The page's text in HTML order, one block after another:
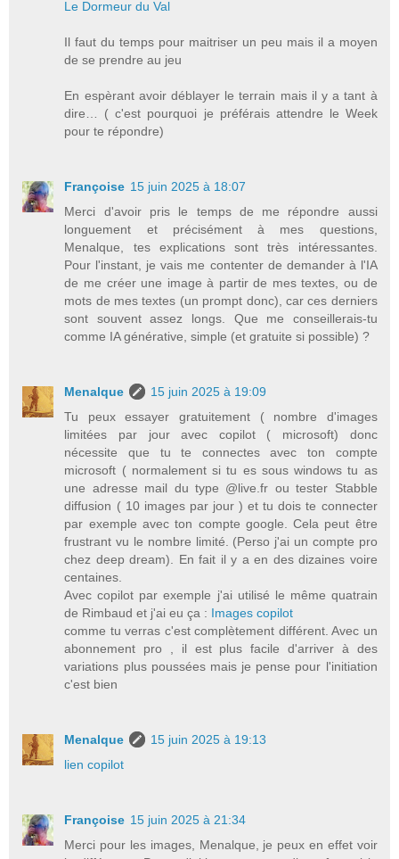
Le Dormeur du Val
Il faut du temps pour maitriser un peu mais il a moyen
de se prendre au jeu
En espèrant avoir déblayer le terrain mais il y a tant à
dire… ( c'est pourquoi je préférais attendre le Week
pour te répondre)
Françoise 15 juin 2025 à 18:07
Merci d'avoir pris le temps de me répondre aussi
longuement et précisément à mes questions,
Menalque, tes explications sont très intéressantes.
Pour l'instant, je vais me contenter de demander à l'IA
de me créer une image à partir de mes textes, ou de
mots de mes textes (un prompt donc), car ces derniers
sont souvent assez longs. Que me conseillerais-tu
comme IA générative, simple (et gratuite si possible) ?
Menalque
15 juin 2025 à 19:09
Tu peux essayer gratuitement ( nombre d'images
limitées par jour avec copilot ( microsoft) donc
nécessite que tu te connectes avec ton compte
microsoft ( normalement si tu es sous windows tu as
une adresse mail du type @live.fr ou tester Stabble
diffusion ( 10 images par jour ) et tu dois te connecter
par exemple avec ton compte google. Cela peut être
frustrant vu le nombre limité. (Perso j'ai un compte pro
chez deep dream). En fait il y a en des dizaines voire
centaines.
Avec copilot par exemple j'ai utilisé le même quatrain
de Rimbaud et j'ai eu ça : Images copilot
comme tu verras c'est complètement différent. Avec un
abonnement pro , il est plus facile d'arriver à des
variations plus poussées mais je pense pour l'initiation
c'est bien
Menalque
15 juin 2025 à 19:13
lien copilot
Françoise 15 juin 2025 à 21:34
Merci pour les images, Menalque, je peux en effet voir